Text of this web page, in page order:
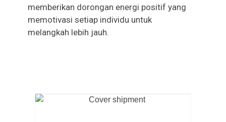
memberikan dorongan energi positif yang
memotivasi setiap individu untuk
melangkah lebih jauh.